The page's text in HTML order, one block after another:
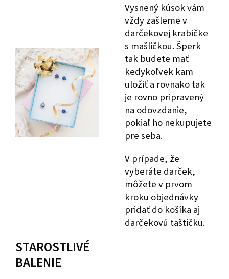
Vysnený kúsok vám
vždy zašleme v
darčekovej krabičke
s mašličkou. Šperk
tak budete mať
kedykoľvek kam
uložiť a rovnako tak
je rovno pripravený
na odovzdanie,
pokiaľ ho nekupujete
pre seba.
V prípade, že
vyberáte darček,
môžete v prvom
kroku objednávky
pridať do košíka aj
darčekovú taštičku.
STAROSTLIVÉ
BALENIE